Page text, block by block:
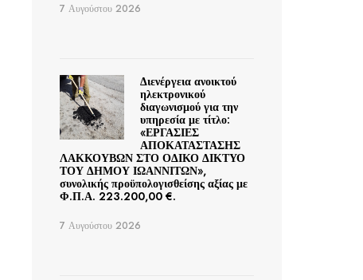
7 Αυγούστου 2026
Διενέργεια ανοικτού
ηλεκτρονικού
διαγωνισμού για την
υπηρεσία με τίτλο:
«ΕΡΓΑΣΙΕΣ
ΑΠΟΚΑΤΑΣΤΑΣΗΣ
ΛΑΚΚΟΥΒΩΝ ΣΤΟ ΟΔΙΚΟ ΔΙΚΤΥΟ
ΤΟΥ ΔΗΜΟΥ ΙΩΑΝΝΙΤΩΝ»,
συνολικής προϋπολογισθείσης αξίας με
Φ.Π.Α. 223.200,00 €.
7 Αυγούστου 2026